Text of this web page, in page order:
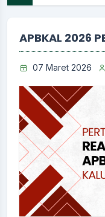
APBKAL 2026
07 Maret 2026